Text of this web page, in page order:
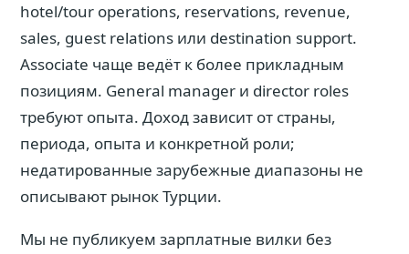
hotel/tour operations, reservations, revenue,
sales, guest relations или destination support.
Associate чаще ведёт к более прикладным
позициям. General manager и director roles
требуют опыта. Доход зависит от страны,
периода, опыта и конкретной роли;
недатированные зарубежные диапазоны не
описывают рынок Турции.
Мы не публикуем зарплатные вилки без